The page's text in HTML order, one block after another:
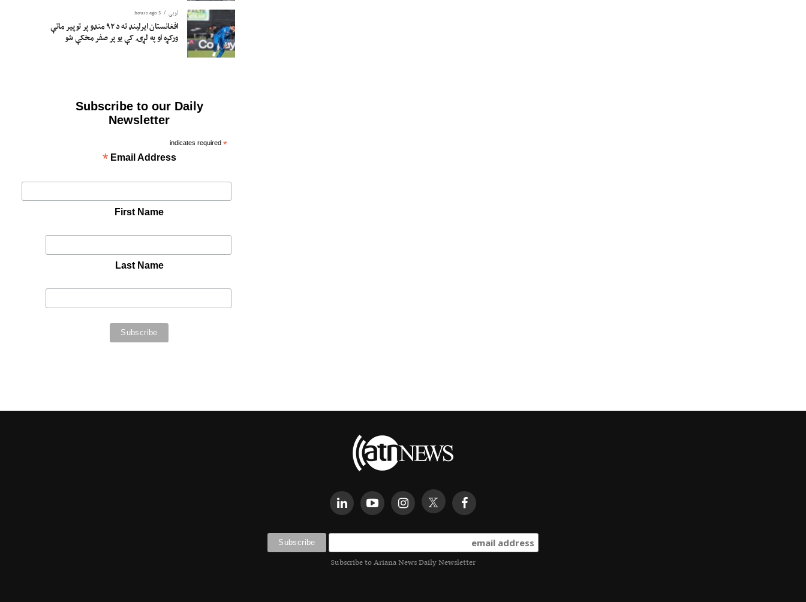
لوبی 5 hours ago
افغانستان ایرلینډ ته د ۹۲ منډو پر توپیر ماتې
ورکړه او په لړۍ کې یو پر صفر مخکې شو
Subscribe to our Daily
Newsletter
*
indicates required
Email Address
*
First Name
Last Name
Subscribe to Ariana News Daily Newsletter